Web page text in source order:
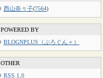
西山奈々子(7564)
POWERED BY
BLOGNPLUS（ぶろぐん＋）
OTHER
RSS 1.0